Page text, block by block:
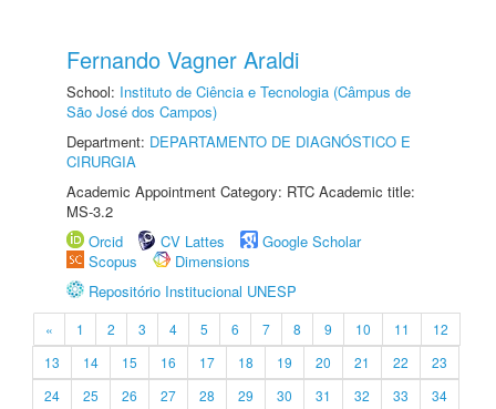
Fernando Vagner Araldi
School: Instituto de Ciência e Tecnologia (Câmpus de
São José dos Campos)
Department: DEPARTAMENTO DE DIAGNÓSTICO E
CIRURGIA
Academic Appointment Category: RTC Academic title:
MS-3.2
Orcid
CV Lattes
Google Scholar
Scopus
Dimensions
Repositório Institucional UNESP
« 1 2 3 4 5 6 7 8 9 10 11
12
13
14 15 16 17 18 19 20 21 22
23
24
25 26 27 28 29 30 31 32 33
34